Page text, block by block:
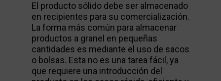
El producto sólido debe ser almacenado
en recipientes para su comercialización.
La forma más común para almacenar
productos a granel en pequeñas
cantidades es mediante el uso de sacos
o bolsas. Esta no es una tarea fácil, ya
que requiere una introducción del